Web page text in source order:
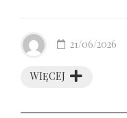
WIĘCEJ
21/06/2026